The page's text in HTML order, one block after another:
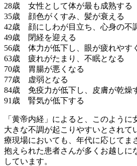
28歳 女性として体が最も成熟する
35歳 顔色がくすみ、髪が衰える
42歳 顔にしわが目立ち、心身の不
49歳 閉経を迎える
56歳 体力が低下し、眼が疲れやす
63歳 疲れがたまり、不眠となる
70歳 胃腸が悪くなる
77歳 虚弱となる
84歳 免疫力が低下し、皮膚が乾燥
91歳 腎気が低下する
「黄帝内経」によると、このように
大きな不調が起こりやすいとされて
療現場においても、年代に応じてま
抱えられた患者さんが多くお越しに
しています。